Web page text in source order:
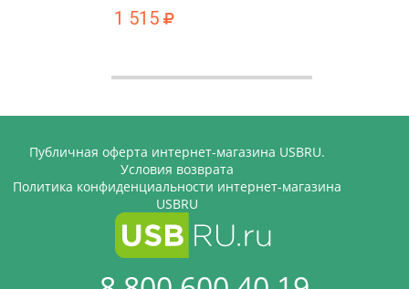
подключения фотоаппарата,
видеокамеры, ТВ, проектора
1 515
Публичная оферта интернет-магазина USBRU.
Условия возврата
Политика конфиденциальности интернет-магазина
USBRU